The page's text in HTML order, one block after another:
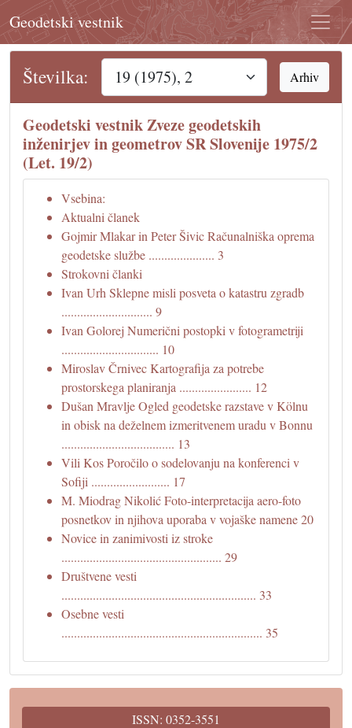
Geodetski vestnik
Številka: Arhiv
Geodetski vestnik Zveze geodetskih
inženirjev in geometrov SR Slovenije 1975/2
(Let. 19/2)
Vsebina:
Aktualni članek
Gojmir Mlakar in Peter Šivic Računalniška oprema
geodetske službe ..................... 3
Strokovni članki
Ivan Urh Sklepne misli posveta o katastru zgradb
............................. 9
Ivan Golorej Numerični postopki v fotogrametriji
............................... 10
Miroslav Črnivec Kartografija za potrebe
prostorskega planiranja ....................... 12
Dušan Mravlje Ogled geodetske razstave v Kölnu
in obisk na deželnem izmeritvenem uradu v Bonnu
.................................... 13
Vili Kos Poročilo o sodelovanju na konferenci v
Sofiji ......................... 17
M. Miodrag Nikolić Foto-interpretacija aero-foto
posnetkov in njihova uporaba v vojaške namene 20
Novice in zanimivosti iz stroke
................................................... 29
Društvene vesti
.............................................................. 33
Osebne vesti
................................................................ 35
ISSN: 0352-3551